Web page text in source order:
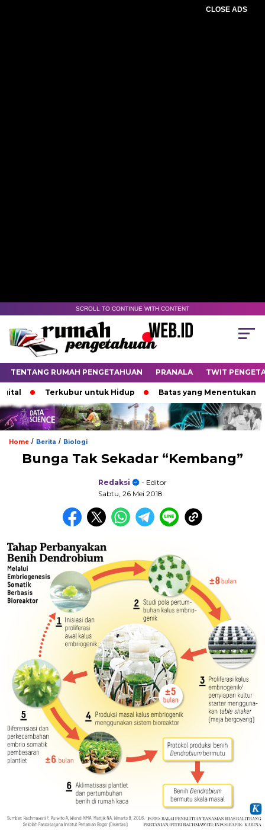
CLOSE ADS
SCROLL TO CONTINUE WITH CONTENT
TENTANG RUMAH PENGETAHUAN PRANALA TWIT
Terkubur untuk Hidup Batas yang Menentukan Nasib
Home / Berita / Biologi
Bunga Tak Sekadar “Kembang”
Redaksi
- Editor
Sabtu, 26 Mei 2018